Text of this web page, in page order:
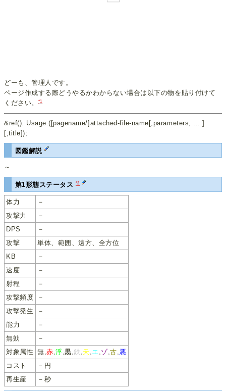
どーも、管理人です。
ページ作成する際どうやるかわからない場合は以下の物を貼り付けて
ください。
*1
&ref(): Usage:([pagename/]attached-file-name[,parameters, ... ]
[,title]);
図鑑解説
～
第1形態ステータス *2
体力
－
攻撃力
－
DPS
－
攻撃
単体、範囲、遠方、全方位
KB
－
速度
－
射程
－
攻撃頻度
－
攻撃発生
－
能力
－
無効
－
対象属性 無,赤,浮,黒,鉄 ,天 ,エ ,ゾ,古,悪
コスト
－円
再生産
－秒